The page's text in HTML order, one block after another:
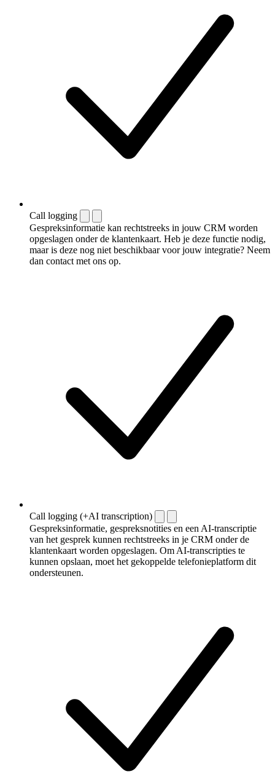
Call logging
Gespreksinformatie kan rechtstreeks in jouw CRM worden
opgeslagen onder de klantenkaart. Heb je deze functie nodig,
maar is deze nog niet beschikbaar voor jouw integratie? Neem
dan contact met ons op.
Call logging (+AI transcription)
Gespreksinformatie, gespreksnotities en een AI-transcriptie
van het gesprek kunnen rechtstreeks in je CRM onder de
klantenkaart worden opgeslagen. Om AI-transcripties te
kunnen opslaan, moet het gekoppelde telefonieplatform dit
ondersteunen.